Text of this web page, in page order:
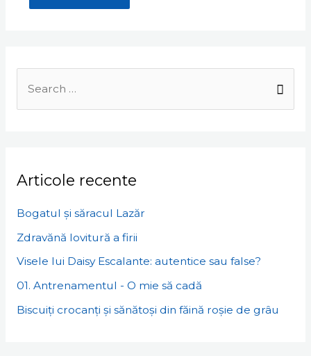
Search
for:
Articole recente
Bogatul și săracul Lazăr
Zdravănă lovitură a firii
Visele lui Daisy Escalante: autentice sau false?
01. Antrenamentul - O mie să cadă
Biscuiți crocanți și sănătoși din făină roșie de grâu